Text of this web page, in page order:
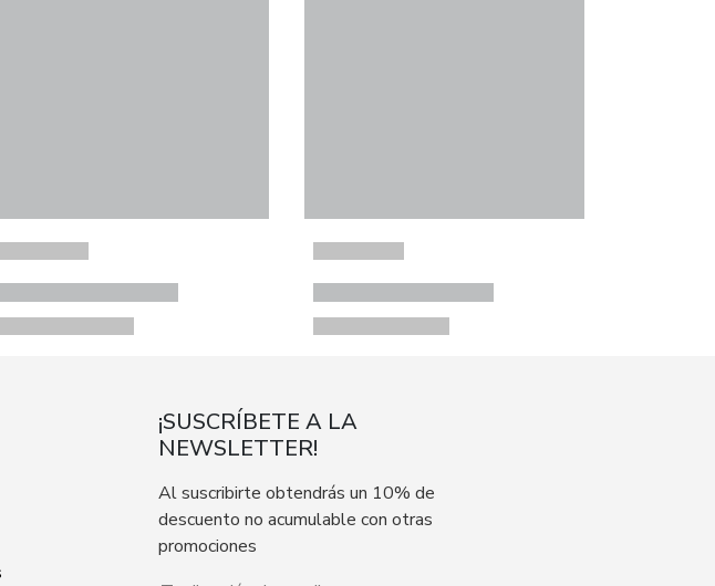
¡SUSCRÍBETE A LA
NEWSLETTER!
Al suscribirte obtendrás un 10% de
descuento no acumulable con otras
promociones